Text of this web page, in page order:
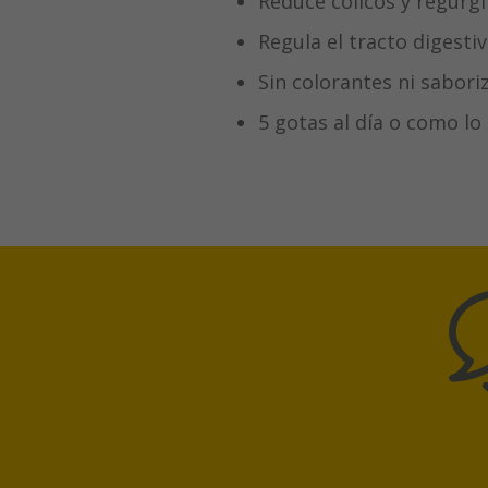
Regula el tracto
Sin colorantes ni
5 gotas al día o como